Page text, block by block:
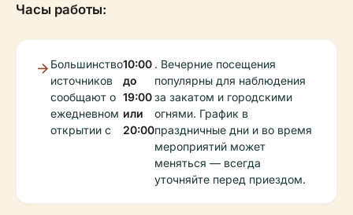
Часы работы:
Большинство
источников
сообщают о
ежедневном
открытии с
10:00
до
19:00
или
20:00
. Вечерние посещения
популярны для наблюдения
за закатом и городскими
огнями. График в
праздничные дни и во время
мероприятий может
меняться — всегда
уточняйте перед приездом.